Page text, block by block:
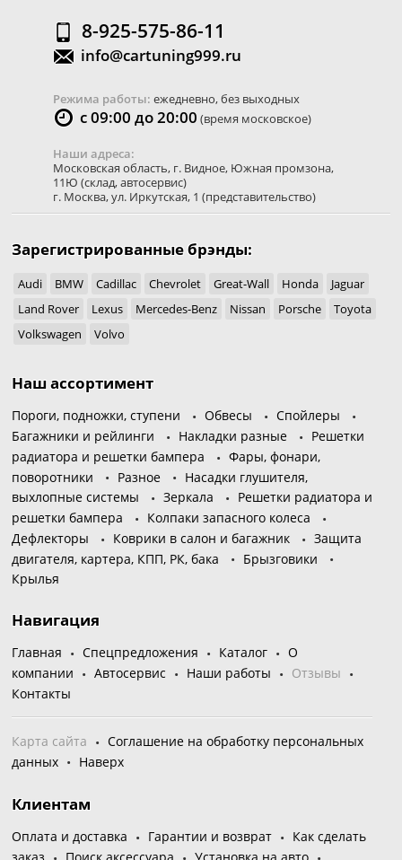
8-925-575-86-11
info@cartuning999.ru
Режима работы: ежедневно, без выходных
с 09:00 до 20:00 (время московское)
Наши адреса:
Московская область, г. Видное, Южная промзона,
11Ю (склад, автосервис)
г. Москва,ул. Иркутская, 1 (представительство)
Зарегистрированные брэнды:
Audi BMW Cadillac Chevrolet Great-Wall Honda
Jaguar
Land Rover
Lexus Mercedes-Benz Nissan Porsche
Toyota
Volkswagen
Volvo
Наш ассортимент
Пороги, подножки, ступени Обвесы
Спойлеры
Багажники и рейлинги
Накладки разные
Решетки
радиатора и решетки бампера
Фары, фонари,
поворотники
Разное
Насадки глушителя,
выхлопные системы
Зеркала
Решетки радиатора и
решетки бампера
Колпаки запасного колеса
Дефлекторы
Коврики в салон и багажник
Защита
двигателя, картера, КПП, РК, бака
Брызговики
Крылья
Навигация
Главная Спецпредложения Каталог
О
компании
Автосервис Наши работы
Отзывы
Контакты
Карта сайта
Соглашение на обработку персональных
данных
Наверх
Клиентам
Оплата и доставка Гарантии и возврат
Как сделать